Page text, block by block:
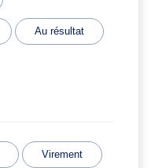
Au résultat
Virement